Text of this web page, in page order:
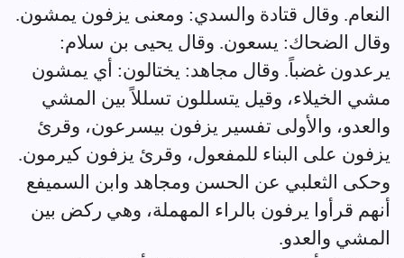
النعام. وقال قتادة والسدي: ومعنى يزفون يمشون.
وقال الضحاك: يسعون. وقال يحيى بن سلام:
يرعدون غضباً. وقال مجاهد: يختالون: أي يمشون
مشي الخيلاء، وقيل يتسللون تسللاً بين المشي
والعدو، والأولى تفسير يزفون بيسرعون، وقرئ
يزفون على البناء للمفعول، وقرئ يزفون كيرمون.
وحكى الثعلبي عن الحسن ومجاهد وابن السميفع
أنهم قرأوا يرفون بالراء المهملة، وهي ركض بين
المشي والعدو.